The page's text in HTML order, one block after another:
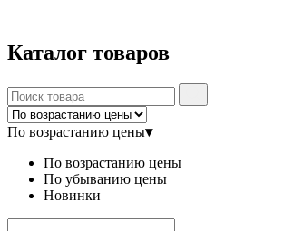
Каталог товаров
По возрастанию цены▾
По возрастанию цены
По убыванию цены
Новинки